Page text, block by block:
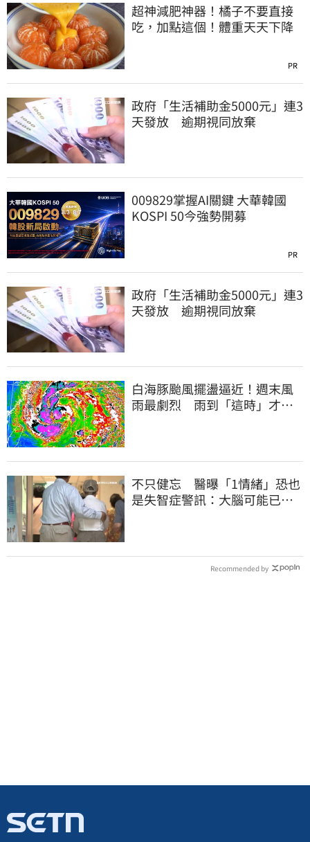
超神減肥神器！橘子不要直接
吃，加點這個！體重天天下降
PR
政府「生活補助金5000元」連3
天發放 逾期視同放棄
009829掌握AI關鍵 大華韓國
KOSPI 50今強勢開募
PR
政府「生活補助金5000元」連3
天發放 逾期視同放棄
白海豚颱風擺盪逼近！週末風
雨最劇烈 雨到「這時」才趨
不只健忘 醫曝「1情緒」恐也
是失智症警訊：大腦可能已發
Recommended by